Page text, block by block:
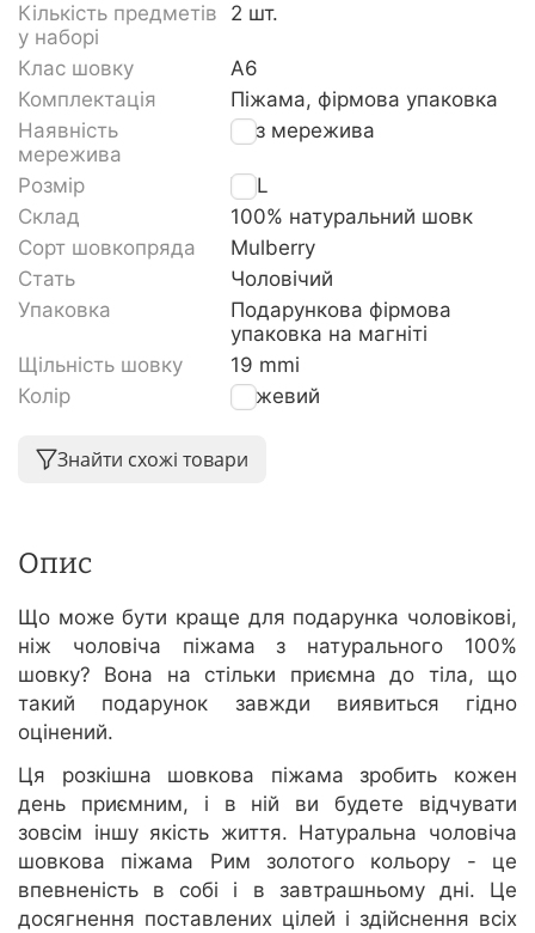
Кількість предметів
у наборі
2 шт.
Клас шовку
A6
Комплектація
Піжама, фірмова упаковка
Наявність
мережива
Без мережива
Розмір
XXL
Склад
100% натуральний шовк
Сорт шовкопряда
Mulberry
Стать
Чоловічий
Упаковка
Подарункова фірмова
упаковка на магніті
Щільність шовку
19 mmi
Колір
Бежевий
Знайти схожі товари
Опис
Що може бути краще для подарунка чоловікові,
ніж чоловіча піжама з натурального 100%
шовку? Вона на стільки приємна до тіла, що
такий подарунок завжди виявиться гідно
оцінений.
Ця розкішна шовкова піжама зробить кожен
день приємним, і в ній ви будете відчувати
зовсім іншу якість життя. Натуральна чоловіча
шовкова піжама Рим золотого кольору - це
впевненість в собі і в завтрашньому дні. Це
досягнення поставлених цілей і здійснення всіх